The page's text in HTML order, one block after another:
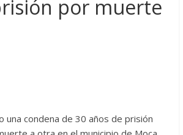
por muerte
condena de 30 años de prisión